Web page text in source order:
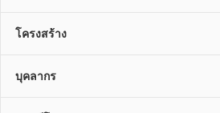
โครงสร้าง
บุคลากร